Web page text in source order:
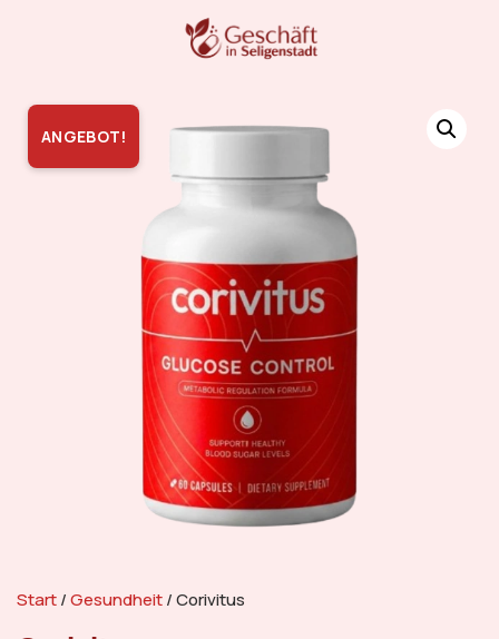
ANGEBOT!
Start/Gesundheit/ Corivitus